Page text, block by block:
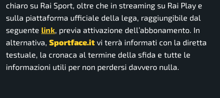
chiaro su Rai Sport, oltre che in streaming su Rai Play e
sulla piattaforma ufficiale della lega, raggiungibile dal
seguente link, previa attivazione dell’abbonamento. In
alternativa, Sportface.it vi terrà informati con la diretta
testuale, la cronaca al termine della sfida e tutte le
informazioni utili per non perdersi davvero nulla.